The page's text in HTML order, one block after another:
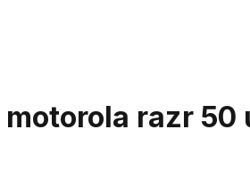
motorola razr 50